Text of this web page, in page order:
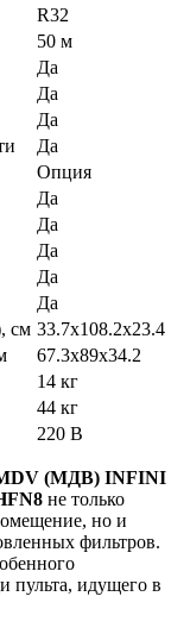
R32
50 м
Да
Да
Да
Да
Опция
Да
Да
Да
Да
Да
см 33.7x108.2x23.4
67.3x89x34.2
14 кг
44 кг
220 В
(МДВ) INFINI
не только
но и
фильтров.
пульта, идущего в